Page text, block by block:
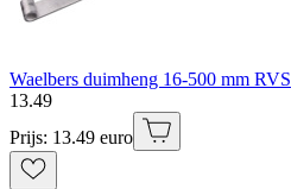
Waelbers duimheng 16-500 mm RVS
13.49
Prijs: 13.49 euro